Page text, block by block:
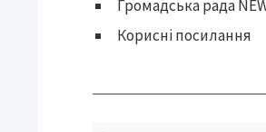
Громадська рада
Корисні посилання